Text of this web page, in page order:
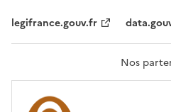
legifrance.gouv.fr
Nos